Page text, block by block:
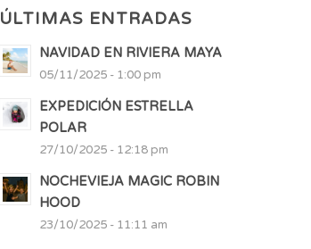
ÚLTIMAS ENTRADAS
NAVIDAD EN RIVIERA MAYA
05/11/2025 - 1:00 pm
EXPEDICIÓN ESTRELLA
POLAR
27/10/2025 - 12:18 pm
NOCHEVIEJA MAGIC ROBIN
HOOD
23/10/2025 - 11:11 am